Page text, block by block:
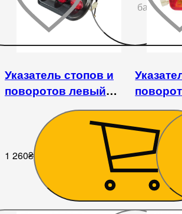
бажаного
Указатель стопов и
поворотов левый
Kentavr 244S/SX
1 260₴
240/244
495₴